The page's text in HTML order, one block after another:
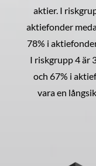
aktier. I
aktiefonder
78% i
I riskgrupp 4 är
och 67% i
vara en